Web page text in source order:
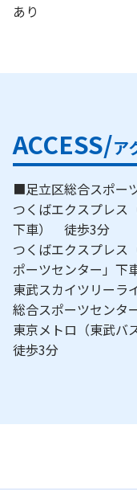
あり
ACCESS/ア
■足立区総合スポー
つくばエクスプレス
下車） 徒歩3分
つくばエクスプレ
ポーツセンター」
東武スカイツリー
総合スポーツセン
東京メトロ（東武
徒歩3分